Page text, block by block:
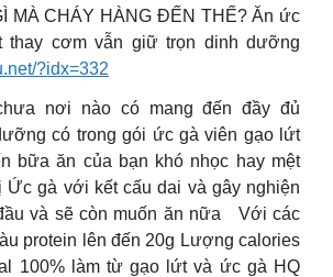
MÀ CHÁY HÀNG ĐẾN THẾ? Ăn ức
thay cơm vẫn giữ trọn dinh dưỡng
?idx=332
nơi nào có mang đến đầy đủ
có trong gói ức gà viên gạo lứt
bữa ăn của bạn khó nhọc hay mệt
Ức gà với kết cấu dai và gây nghiện
và sẽ còn muốn ăn nữa
Với các
protein lên đến 20g Lượng calories
100% làm từ gạo lứt và ức gà HQ